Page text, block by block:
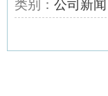
类别： 公司新闻